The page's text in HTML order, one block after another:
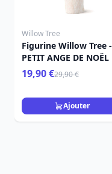
Willow Tree
Figurine Willow Tree -
PETIT ANGE DE NOËL
19,90 €29,90 €
Ajouter